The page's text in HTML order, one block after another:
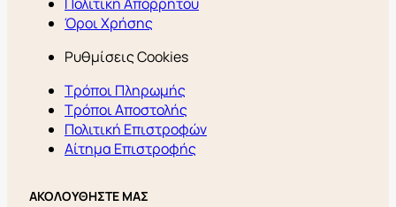
Πολιτική Απορρήτου
Όροι Χρήσης
Ρυθμίσεις Cookies
Τρόποι Πληρωμής
Τρόποι Αποστολής
Πολιτική Επιστροφών
Αίτημα Επιστροφής
ΑΚΟΛΟΥΘΗΣΤΕ ΜΑΣ